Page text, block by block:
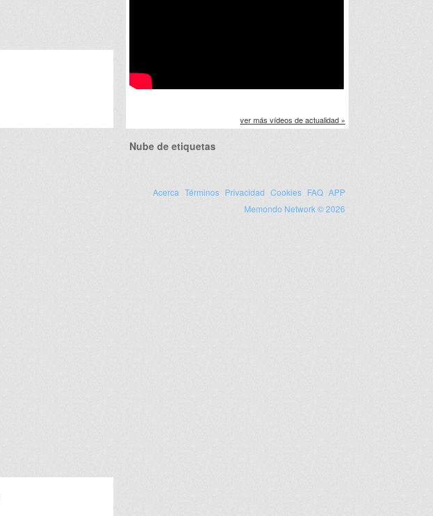
ver más vídeos de actualidad »
Nube de etiquetas
Acerca Términos Privacidad Cookies FAQ APP
Memondo Network © 2026